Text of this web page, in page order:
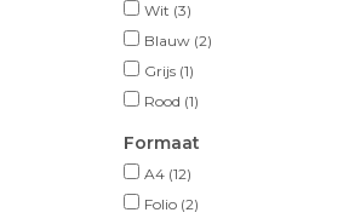
Wit (3)
Blauw (2)
Grijs (1)
Rood (1)
Formaat
A4 (12)
Folio (2)